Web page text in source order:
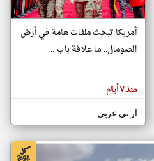
تغيير الدولة
الصومال على مدار الساعة
الصومال العاجلة والمباشرة
أمريكا تبحث ملفات هامة في أرض
الصومال.. ما علاقة باب ...
منذ ٧ أيام
ار تي عربي
klyoum.com